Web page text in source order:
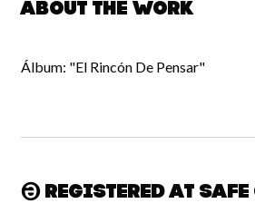
About the work
Álbum: "El Rincón De Pensar"
Registered at